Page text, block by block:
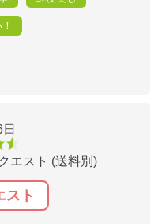
エスト (送料別)
スト